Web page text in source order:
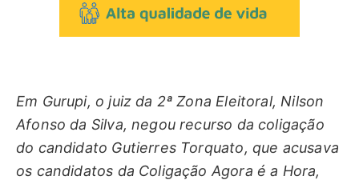
Em Gurupi, o juiz da 2ª Zona Eleitoral, Nilson
Afonso da Silva, negou recurso da coligação
do candidato Gutierres Torquato, que acusava
os candidatos da Coligação Agora é a Hora,